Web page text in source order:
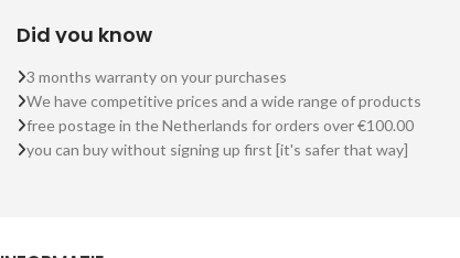
Did you know
3 months warranty on your purchases
We have competitive prices and a wide range of products
free postage in the Netherlands for orders over €100.00
you can buy without signing up first [it's safer that way]